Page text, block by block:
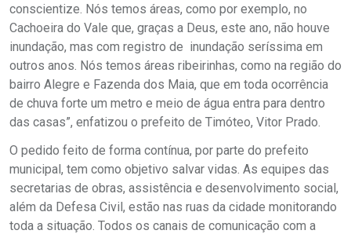
conscientize. Nós temos áreas, como por exemplo, no
Cachoeira do Vale que, graças a Deus, este ano, não houve
inundação, mas com registro de inundação seríssima em
outros anos. Nós temos áreas ribeirinhas, como na região do
bairro Alegre e Fazenda dos Maia, que em toda ocorrência
de chuva forte um metro e meio de água entra para dentro
das casas”, enfatizou o prefeito de Timóteo, Vitor Prado.
O pedido feito de forma contínua, por parte do prefeito
municipal, tem como objetivo salvar vidas. As equipes das
secretarias de obras, assistência e desenvolvimento social,
além da Defesa Civil, estão nas ruas da cidade monitorando
toda a situação. Todos os canais de comunicação com a